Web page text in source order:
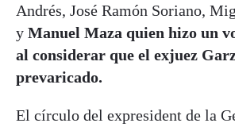
Andrés, José Ramón Soriano,
y Manuel Maza quien hizo un
al considerar que el exjuez
prevaricado.
El círculo del expresident de la